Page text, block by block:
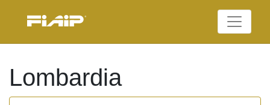
Federazione Italiana
Lombardia